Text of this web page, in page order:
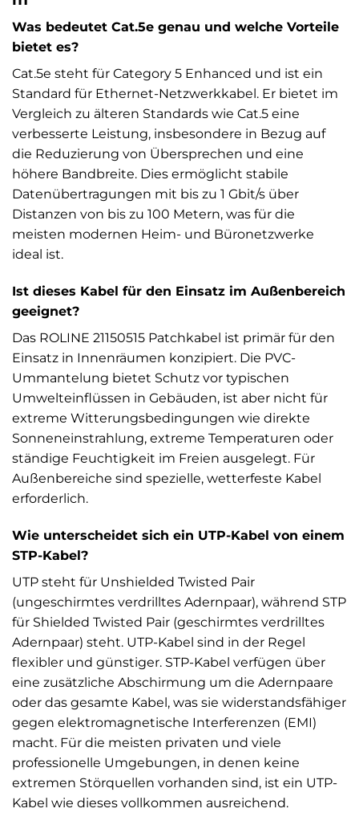
Was bedeutet Cat.5e genau und welche Vorteile
bietet es?
Cat.5e steht für Category 5 Enhanced und ist ein
Standard für Ethernet-Netzwerkkabel. Er bietet im
Vergleich zu älteren Standards wie Cat.5 eine
verbesserte Leistung, insbesondere in Bezug auf
die Reduzierung von Übersprechen und eine
höhere Bandbreite. Dies ermöglicht stabile
Datenübertragungen mit bis zu 1 Gbit/s über
Distanzen von bis zu 100 Metern, was für die
meisten modernen Heim- und Büronetzwerke
ideal ist.
Ist dieses Kabel für den Einsatz im Außenbereich
geeignet?
Das ROLINE 21150515 Patchkabel ist primär für den
Einsatz in Innenräumen konzipiert. Die PVC-
Ummantelung bietet Schutz vor typischen
Umwelteinflüssen in Gebäuden, ist aber nicht für
extreme Witterungsbedingungen wie direkte
Sonneneinstrahlung, extreme Temperaturen oder
ständige Feuchtigkeit im Freien ausgelegt. Für
Außenbereiche sind spezielle, wetterfeste Kabel
erforderlich.
Wie unterscheidet sich ein UTP-Kabel von einem
STP-Kabel?
UTP steht für Unshielded Twisted Pair
(ungeschirmtes verdrilltes Adernpaar), während STP
für Shielded Twisted Pair (geschirmtes verdrilltes
Adernpaar) steht. UTP-Kabel sind in der Regel
flexibler und günstiger. STP-Kabel verfügen über
eine zusätzliche Abschirmung um die Adernpaare
oder das gesamte Kabel, was sie widerstandsfähiger
gegen elektromagnetische Interferenzen (EMI)
macht. Für die meisten privaten und viele
professionelle Umgebungen, in denen keine
extremen Störquellen vorhanden sind, ist ein UTP-
Kabel wie dieses vollkommen ausreichend.